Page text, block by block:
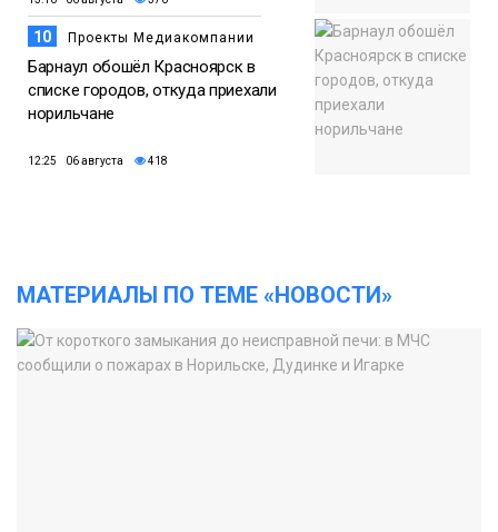
10 Проекты Медиакомпании
Барнаул обошёл Красноярск в
списке городов, откуда приехали
норильчане
12:25 06 августа 418
МАТЕРИАЛЫ ПО ТЕМЕ «НОВОСТИ»